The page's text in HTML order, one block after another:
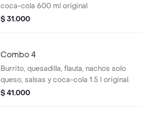
coca-cola 600 ml original.
$ 31.000
Combo 4
Burrito, quesadilla, flauta, nachos solo
queso, salsas y coca-cola 1.5 l original.
$ 41.000